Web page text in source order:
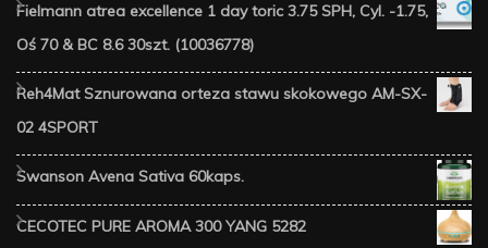
Fielmann atrea excellence 1 day toric 3.75 SPH, Cyl. -1.75,
Oś 70 & BC 8.6 30szt. (10036778)
Reh4Mat Sznurowana orteza stawu skokowego AM-SX-
02 4SPORT
Swanson Avena Sativa 60kaps.
CECOTEC PURE AROMA 300 YANG 5282